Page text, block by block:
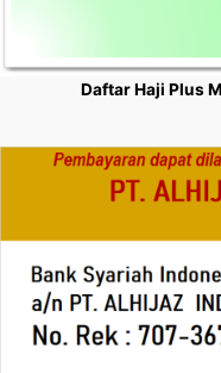
Daftar Haji Plus